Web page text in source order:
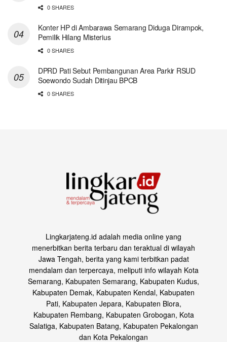
0 SHARES
Konter HP di Ambarawa Semarang Diduga Dirampok,
Pemilik Hilang Misterius
0 SHARES
DPRD Pati Sebut Pembangunan Area Parkir RSUD
Soewondo Sudah Ditinjau BPCB
0 SHARES
Lingkarjateng.id adalah media online yang
menerbitkan berita terbaru dan teraktual di wilayah
Jawa Tengah, berita yang kami terbitkan padat
mendalam dan terpercaya, meliputi info wilayah Kota
Semarang, Kabupaten Semarang, Kabupaten Kudus,
Kabupaten Demak, Kabupaten Kendal, Kabupaten
Pati, Kabupaten Jepara, Kabupaten Blora,
Kabupaten Rembang, Kabupaten Grobogan, Kota
Salatiga, Kabupaten Batang, Kabupaten Pekalongan
dan Kota Pekalongan